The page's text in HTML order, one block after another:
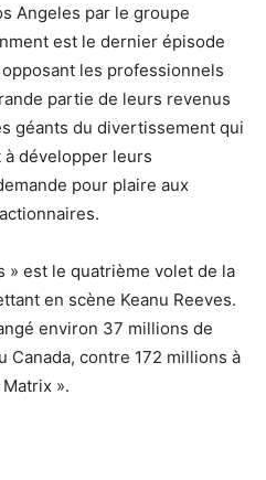
Angeles par le groupe
est le dernier épisode
les professionnels
partie de leurs revenus
géants du divertissement qui
développer leurs
pour plaire aux
» est le quatrième volet de la
en scène Keanu Reeves.
environ 37 millions de
Canada, contre 172 millions à
».